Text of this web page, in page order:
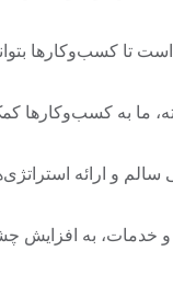
تا کسب‌وکارها
ما به کسب‌وکارها
سالم و ارائه
و خدمات، به